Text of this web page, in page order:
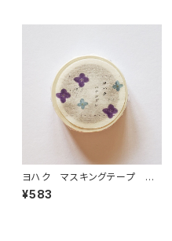
ヨハク マスキングテープ ハ
ナシグレ Y-186
¥583